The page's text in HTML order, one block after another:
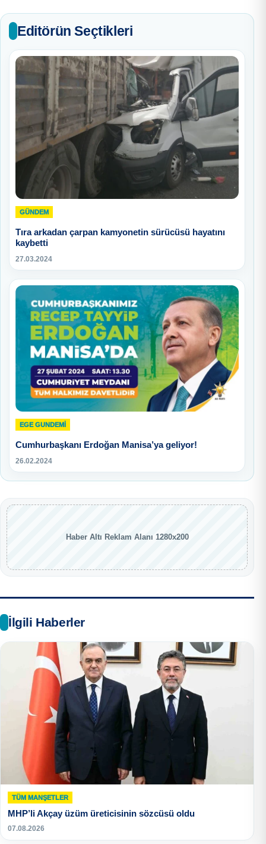
Editörün Seçtikleri
GÜNDEM
Tıra arkadan çarpan kamyonetin sürücüsü hayatını
kaybetti
27.03.2024
EGE GUNDEMİ
Cumhurbaşkanı Erdoğan Manisa’ya geliyor!
26.02.2024
Haber Altı Reklam Alanı 1280x200
İlgili Haberler
TÜM MANŞETLER
MHP’li Akçay üzüm üreticisinin sözcüsü oldu
07.08.2026